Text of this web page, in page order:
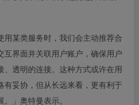
用某类服务时，我们会主动推荐合
互界面并关联用户账户，确保用户
、透明的连接。这种方式或许在用
有妥协，但从长远来看，更有利于
」奥特曼表示。